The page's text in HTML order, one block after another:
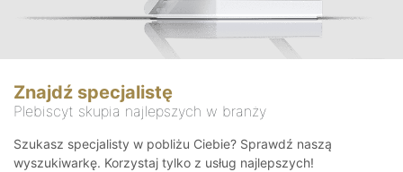
Znajdź specjalistę
Plebiscyt skupia najlepszych w branży
Szukasz specjalisty w pobliżu Ciebie? Sprawdź naszą
wyszukiwarkę. Korzystaj tylko z usług najlepszych!